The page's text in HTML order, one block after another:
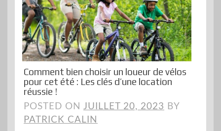
Comment bien choisir un loueur de vélos
pour cet été : Les clés d’une location
réussie !
POSTED ON JUILLET 20, 2023 BY
PATRICK CALIN